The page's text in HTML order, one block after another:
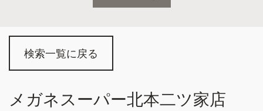
検索一覧に戻る
メガネスーパー北本二ツ家店